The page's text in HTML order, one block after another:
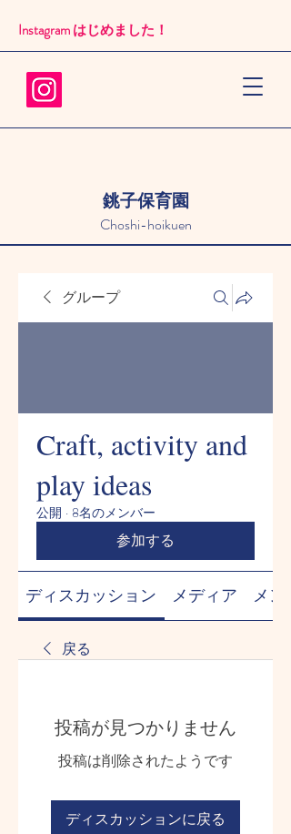
銚子保育園
Choshi-hoikuen
Instagram はじめました！​
グループ
Craft, activity and
play ideas
公開 · 8名のメンバー
参加する
ディスカッション メディア メン
戻る
投稿が見つかりません
投稿は削除されたようです
ディスカッションに戻る